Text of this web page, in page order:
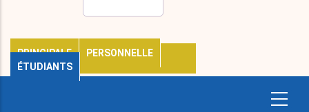
PRINCIPALE
PERSONNELLE
ÉTUDIANTS